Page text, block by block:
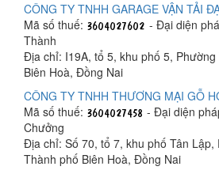
CÔNG TY TNHH GARAGE VẬN TẢI
Mã số thuế:
- Đại diện
Thành
Địa chỉ: I19A, tổ 5, khu phố 5,
Biên Hoà, Đồng Nai
CÔNG TY TNHH THƯƠNG MẠI GỖ
Mã số thuế:
- Đại diện
Chưởng
Địa chỉ: Số 70, tổ 7, khu phố Tân Lập,
Thành phố Biên Hoà, Đồng Nai